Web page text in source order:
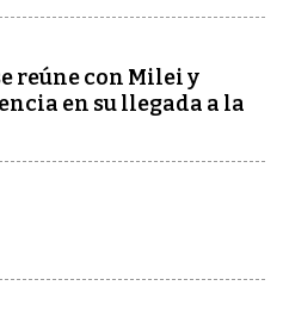
reúne con Milei y
en su llegada a la